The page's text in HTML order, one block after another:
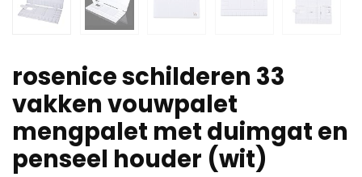
rosenice schilderen 33
vakken vouwpalet
mengpalet met duimgat en
penseel houder (wit)